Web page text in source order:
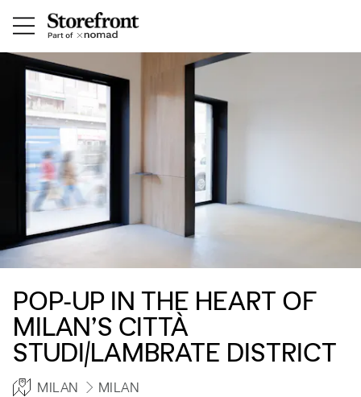
POP-UP IN THE HEART OF
MILAN’S CITTÀ
STUDI/LAMBRATE DISTRICT
MILAN MILAN